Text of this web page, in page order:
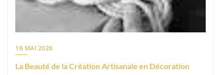
16 MAI 2026
La Beauté de la Création Artisanale en Décoration